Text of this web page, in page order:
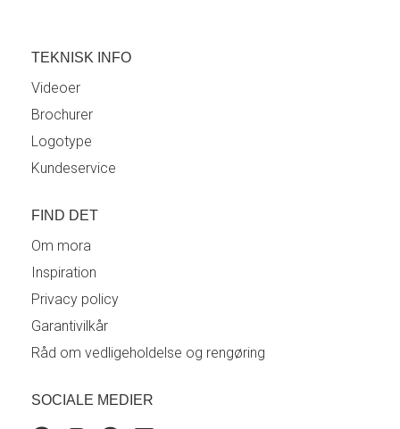
TEKNISK INFO
Videoer
Brochurer
Logotype
Kundeservice
FIND DET
Om mora
Inspiration
Privacy policy
Garantivilkår
Råd om vedligeholdelse og rengøring
SOCIALE MEDIER